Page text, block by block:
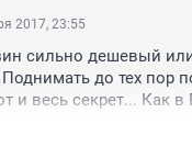
2017, 23:55
сильно дешевый
до тех пор
и весь секрет... Как